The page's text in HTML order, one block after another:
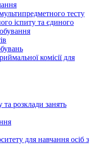
тесту
іспиту та єдиного
комісії для
та розклади занять
для навчання осіб з